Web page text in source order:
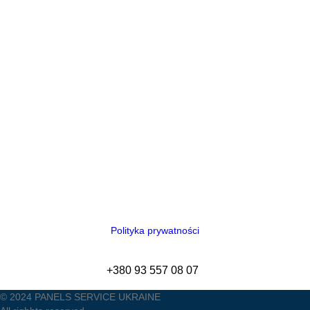
Polityka prywatności
+380 93 557 08 07
© 2024 PANELS SERVICE UKRAINE